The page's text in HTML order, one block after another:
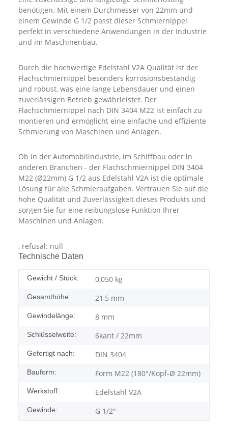
benötigen. Mit einem Durchmesser von 22mm und
einem Gewinde G 1/2 passt dieser Schmiernippel
perfekt in verschiedene Anwendungen in der Industrie
und im Maschinenbau.
Durch die hochwertige Edelstahl V2A Qualität ist der
Flachschmiernippel besonders korrosionsbeständig
und robust, was eine lange Lebensdauer und einen
zuverlässigen Betrieb gewährleistet. Der
Flachschmiernippel nach DIN 3404 M22 ist einfach zu
montieren und ermöglicht eine einfache und effiziente
Schmierung von Maschinen und Anlagen.
Ob in der Automobilindustrie, im Schiffbau oder in
anderen Branchen - der Flachschmiernippel DIN 3404
M22 (Ø22mm) G 1/2 aus Edelstahl V2A ist die optimale
Lösung für alle Schmieraufgaben. Vertrauen Sie auf die
hohe Qualität und Zuverlässigkeit dieses Produkts und
sorgen Sie für eine reibungslose Funktion Ihrer
Maschinen und Anlagen.
, refusal: null
Technische Daten
Gewicht / Stück: 0,050 kg
Gesamthöhe: 21,5 mm
Gewindelänge: 8 mm
Schlüsselweite: 6kant / 22mm
Gefertigt nach: DIN 3404
Bauform: Form M22 (180°/Kopf-Ø 22mm)
Werkstoff: Edelstahl V2A
Gewinde: G 1/2"